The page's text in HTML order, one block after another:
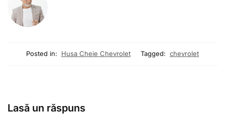
Posted in: Husa Cheie Chevrolet Tagged: chevrolet
Lasă un răspuns